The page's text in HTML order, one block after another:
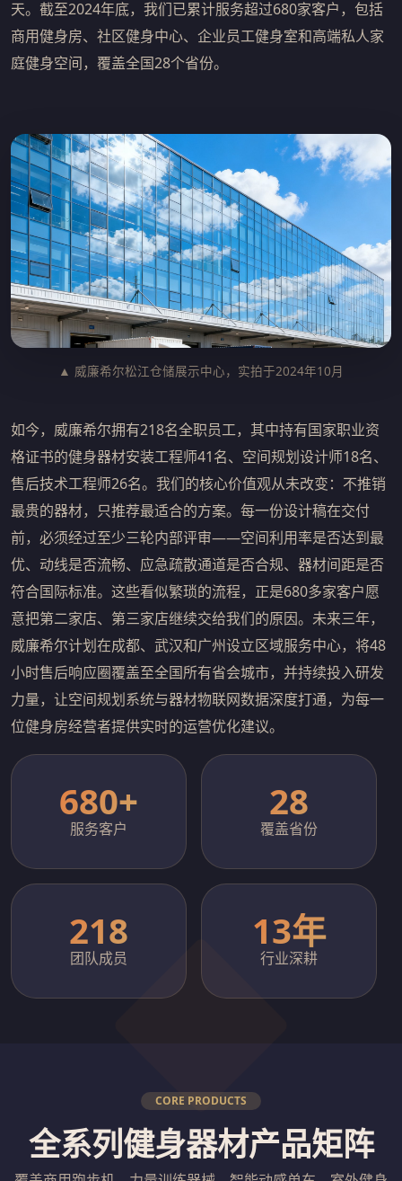
天。截至2024年底，我们已累计服务超过680家客户，包括
商用健身房、社区健身中心、企业员工健身室和高端私人家
庭健身空间，覆盖全国28个省份。
▲ 威廉希尔松江仓储展示中心，实拍于2024年10月
如今，威廉希尔拥有218名全职员工，其中持有国家职业资
格证书的健身器材安装工程师41名、空间规划设计师18名、
售后技术工程师26名。我们的核心价值观从未改变：不推销
最贵的器材，只推荐最适合的方案。每一份设计稿在交付
前，必须经过至少三轮内部评审——空间利用率是否达到最
优、动线是否流畅、应急疏散通道是否合规、器材间距是否
符合国际标准。这些看似繁琐的流程，正是680多家客户愿
意把第二家店、第三家店继续交给我们的原因。未来三年，
威廉希尔计划在成都、武汉和广州设立区域服务中心，将48
小时售后响应圈覆盖至全国所有省会城市，并持续投入研发
力量，让空间规划系统与器材物联网数据深度打通，为每一
位健身房经营者提供实时的运营优化建议。
680+
服务客户
28
覆盖省份
218
团队成员
13年
行业深耕
CORE PRODUCTS
全系列健身器材产品矩阵